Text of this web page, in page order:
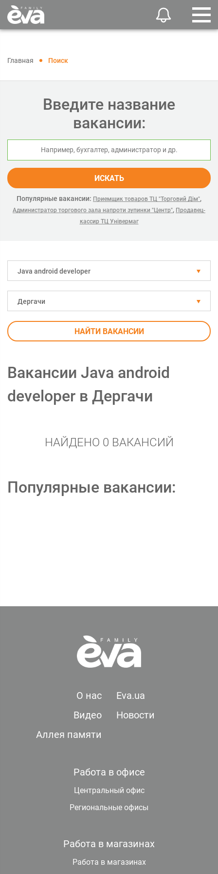
Главная Поиск
Введите название
вакансии:
ИСКАТЬ
Популярные вакансии: Приемщик товаров ТЦ "Торговий Дім",
Администратор торгового зала напроти зупинки "Центр", Продавец-
кассир ТЦ Універмаг
Java android developer
Дергачи
НАЙТИ ВАКАНСИИ
Вакансии Java android
developer в Дергачи
НАЙДЕНО 0 ВАКАНСИЙ
Популярные вакансии:
О нас
Eva.ua
Видео
Новости
Аллея памяти
Работа в офисе
Центральный офис
Региональные офисы
Работа в магазинах
Работа в магазинах